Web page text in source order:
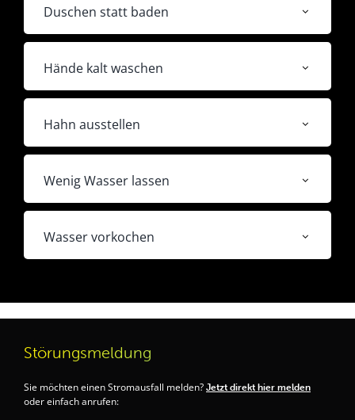
Duschen statt baden
Hände kalt waschen
Hahn ausstellen
Wenig Wasser lassen
Wasser vorkochen
Störungsmeldung
Sie möchten einen Stromausfall melden? Jetzt direkt hier melden
oder einfach anrufen: